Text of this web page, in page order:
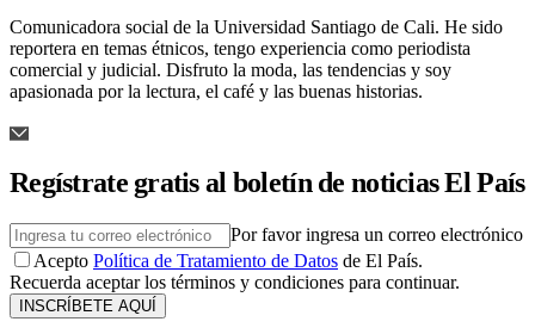
Comunicadora social de la Universidad Santiago de Cali. He sido
reportera en temas étnicos, tengo experiencia como periodista
comercial y judicial. Disfruto la moda, las tendencias y soy
apasionada por la lectura, el café y las buenas historias.
Regístrate gratis al boletín de noticias El País
Por favor ingresa un correo electrónico
Acepto Política de Tratamiento de Datos de El País.
Recuerda aceptar los términos y condiciones para continuar.
INSCRÍBETE AQUÍ